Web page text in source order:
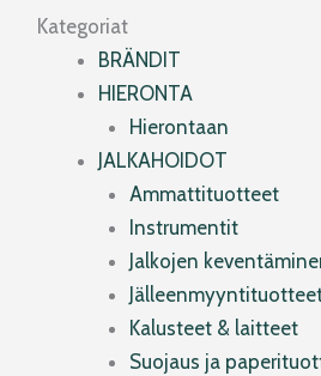
Kategoriat
BRÄNDIT
HIERONTA
Hierontaan
JALKAHOIDOT
Ammattituotteet
Instrumentit
Jalkojen
Kalusteet & laitteet
Suojaus ja